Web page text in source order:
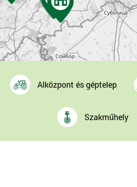
Alközpont és géptelep
Szakműhely